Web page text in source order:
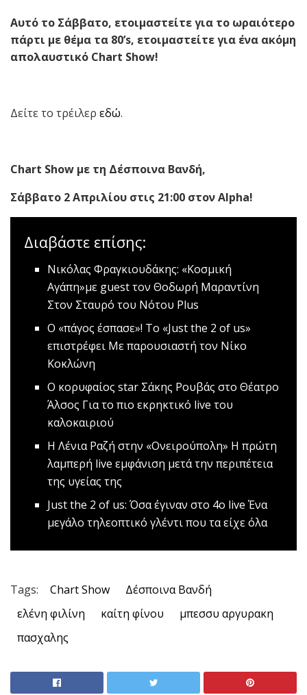
Αυτό το Σάββατο, ετοιμαστείτε για το ωραιότερο
πάρτι με θέμα τα 80’s, ετοιμαστείτε για ένα ακόμη
απολαυστικό Chart Show!
Δείτε το τρέιλερ εδώ.
Chart Show με τη Δέσποινα Βανδή,
Σάββατο 2 Απριλίου στις 21:00 στονAlpha!
Διαβάστε επίσης:
Νικόλας Φραγκιουδάκης: «Κοσμική
Αγάπη»με guest τον Θοδωρή Μαραντίνη
Στον Σταυρό του Νότου Plus
Ο «πάγος έσπασε»! Το «Just the 2 of us»
επιστρέφει Mε παρουσιαστή τον Νίκο
Κοκλώνη
O κορυφαίος star Σάκης Ρουβάς στο Θέατρο
Άλσος Για το πιο εκρηκτικό live του
καλοκαιριού
H Λένια Ραζή στην «Ονειρούπολη» Η πρώτη
λαμπερή live εμφάνιση μετά την περιπέτεια
της υγείας της
Just the 2 οf us: Όσα έγιναν στο 4ο live Ένα
μεγάλο τηλεοπτικό γλέντι που τα είχε όλα
Tags: Chart Show
Δέσποινα Βανδή
ελένη φιλίνη
καίτη φίνου
μπεσσυ αργυρακη
πασχαλης